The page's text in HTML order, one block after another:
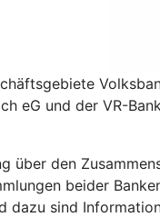
eG und der VR-
über den
beider
dazu sind